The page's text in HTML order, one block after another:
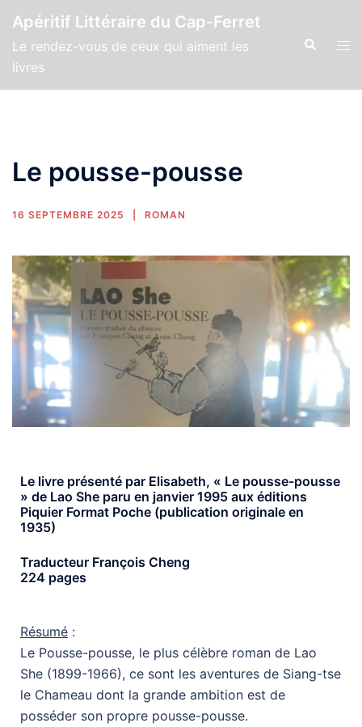
Apéritif Littéraire du Cap-Ferret
Le rendez-vous de ceux qui aiment les
livres
Le pousse-pousse
16 SEPTEMBRE 2025 ROMAN
Le livre présenté par Elisabeth, « Le pousse-pousse
» de Lao She paru en janvier 1995 aux éditions
Piquier Format Poche (publication originale en
1935)
Traducteur François Cheng
224 pages
Résumé :
Le Pousse-pousse, le plus célèbre roman de Lao
She (1899-1966), ce sont les aventures de Siang-tse
le Chameau dont la grande ambition est de
posséder son propre pousse-pousse.